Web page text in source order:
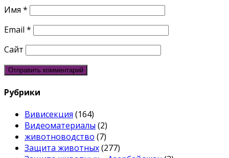
Имя *
Email *
Сайт
Рубрики
Вивисекция (164)
Видеоматериалы (2)
животноводство (7)
Защита животных(277)